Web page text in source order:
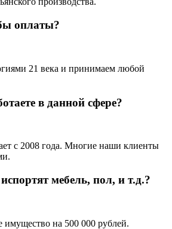
оплаты?
21 века и принимаем любой
в данной сфере?
с 2008 года. Многие наши клиенты
мебель, пол, и т.д.?
имущество на 500 000 рублей.